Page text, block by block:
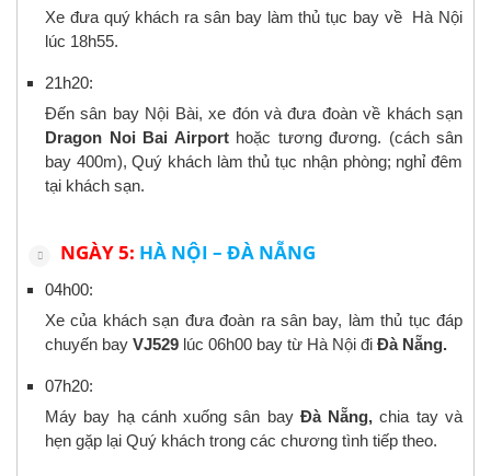
Xe đưa quý khách ra sân bay làm thủ tục bay về Hà Nội
lúc 18h55.
21h20:
Đến sân bay Nội Bài, xe đón và đưa đoàn về khách sạn
Dragon Noi Bai Airport hoặc tương đương. (cách sân
bay 400m), Quý khách làm thủ tục nhận phòng; nghỉ đêm
tại khách sạn.
NGÀY 5: HÀ NỘI – ĐÀ NẴNG
04h00:
Xe của khách sạn đưa đoàn ra sân bay, làm thủ tục đáp
chuyến bay VJ529 lúc 06h00 bay từ Hà Nội đi Đà Nẵng.
07h20:
Máy bay hạ cánh xuống sân bay Đà Nẵng,chia tay và
hẹn gặp lại Quý khách trong các chương tình tiếp theo.